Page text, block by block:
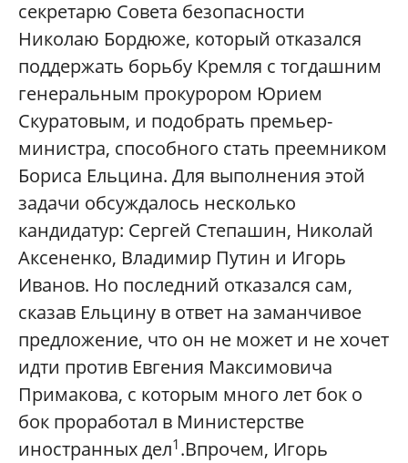
секретарю Совета безопасности
Николаю Бордюже, который отказался
поддержать борьбу Кремля с тогдашним
генеральным прокурором Юрием
Скуратовым, и подобрать премьер-
министра, способного стать преемником
Бориса Ельцина. Для выполнения этой
задачи обсуждалось несколько
кандидатур: Сергей Степашин, Николай
Аксененко, Владимир Путин и Игорь
Иванов. Но последний отказался сам,
сказав Ельцину в ответ на заманчивое
предложение, что он не может и не хочет
идти против Евгения Максимовича
Примакова, с которым много лет бок о
бок проработал в Министерстве
иностранных дел1 .Впрочем, Игорь